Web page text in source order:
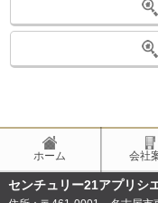
ホーム 会社
センチュリー21アプリシ